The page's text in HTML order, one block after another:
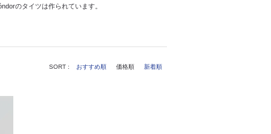
のタイツは作られています。
SORT : おすすめ順 価格順 新着順